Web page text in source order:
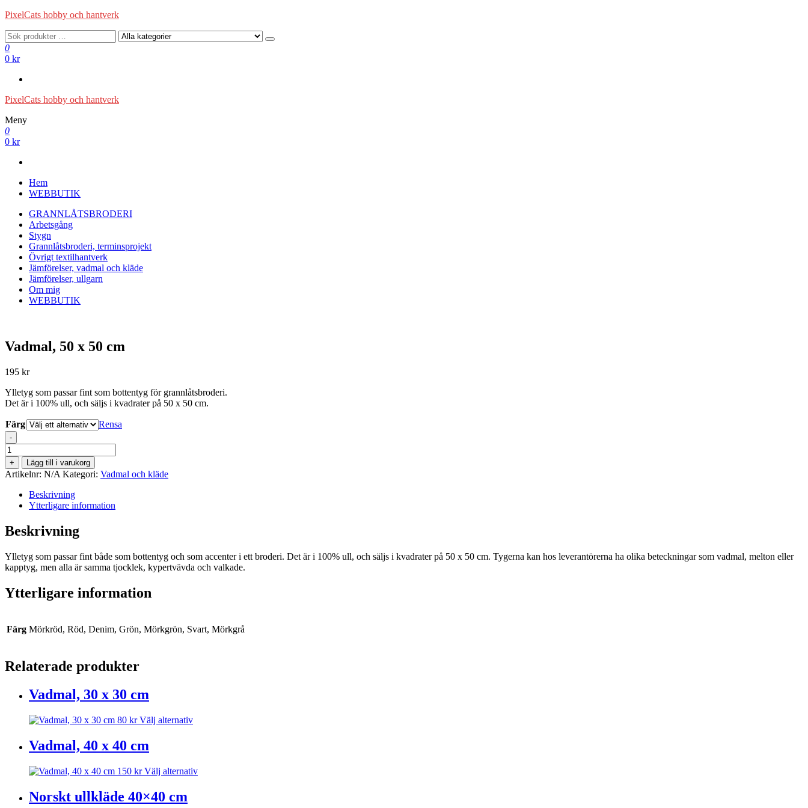
Hoppa
innehåll
PixelCats hobby och hantverk
0
0 kr
PixelCats hobby och hantverk
Meny
0
0 kr
Hem
WEBBUTIK
GRANNLÅTSBRODERI
Arbetsgång
Stygn
Grannlåtsbroderi, terminsprojekt
Övrigt textilhantverk
Jämförelser, vadmal och kläde
Jämförelser, ullgarn
Om mig
WEBBUTIK
Vadmal, 50 x 50 cm
195 kr
Ylletyg som passar fint som bottentyg för grannlåtsbroderi.
Det är i 100% ull, och säljs i kvadrater på 50 x 50 cm.
Färg Rensa
-
Vadmal,
50
x
50
mängd
+ Lägg till i varukorg
Artikelnr: N/A Kategori: Vadmal och kläde
Beskrivning
Ytterligare information
Beskrivning
Ylletyg som passar fint både som bottentyg och som accenter i ett broderi. Det är i 100% ull, och säljs i kvadrater på 50 x 50 cm. Tygerna kan hos leverantörerna ha olika beteckningar som vadmal, melton eller
kapptyg, men alla är samma tjocklek, kypertvävda och valkade.
Ytterligare information
Färg Mörkröd, Röd, Denim, Grön, Mörkgrön, Svart, Mörkgrå
Relaterade produkter
Vadmal, 30 x 30 cm
80 kr Välj alternativDen
varianter.
Vadmal, 40 x 40 cm
150 kr Välj alternativDen
Norskt ullkläde 40×40 cm